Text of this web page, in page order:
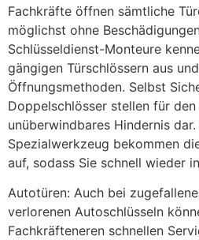
Fachkräfte öffnen sämtliche
möglichst ohne
Schlüsseldienst-Monteure
gängigen Türschlössern aus
Öffnungsmethoden. Selbst
Doppelschlösser stellen für
unüberwindbares Hindernis
Spezialwerkzeug bekommen
auf, sodass Sie schnell wieder
Autotüren: Auch bei
verlorenen Autoschlüsseln
Fachkräfteneren schnellen